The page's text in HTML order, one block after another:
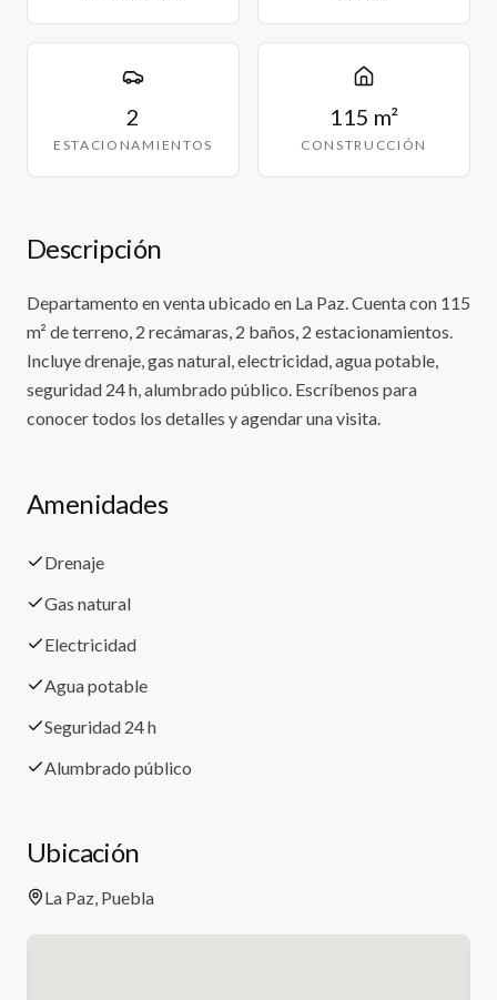
2
ESTACIONAMIENTOS
115 m²
CONSTRUCCIÓN
Descripción
Departamento en venta ubicado en La Paz. Cuenta con 115
m² de terreno, 2 recámaras, 2 baños, 2 estacionamientos.
Incluye drenaje, gas natural, electricidad, agua potable,
seguridad 24 h, alumbrado público. Escríbenos para
conocer todos los detalles y agendar una visita.
Amenidades
Drenaje
Gas natural
Electricidad
Agua potable
Seguridad 24 h
Alumbrado público
Ubicación
La Paz, Puebla